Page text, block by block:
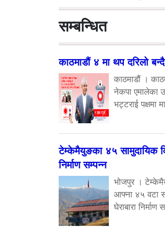
सम्बन्धित
काठमाडौं ४ मा थप दरिलो
काठमाडौं ।
नेकपा एमालेका
भट्टराई पक्षमा
टेम्केमैयुङका ४५ सामुदायिक
निर्माण सम्पन्न
भोजपुर ।
आफ्ना ४५ वटा
घेराबारा